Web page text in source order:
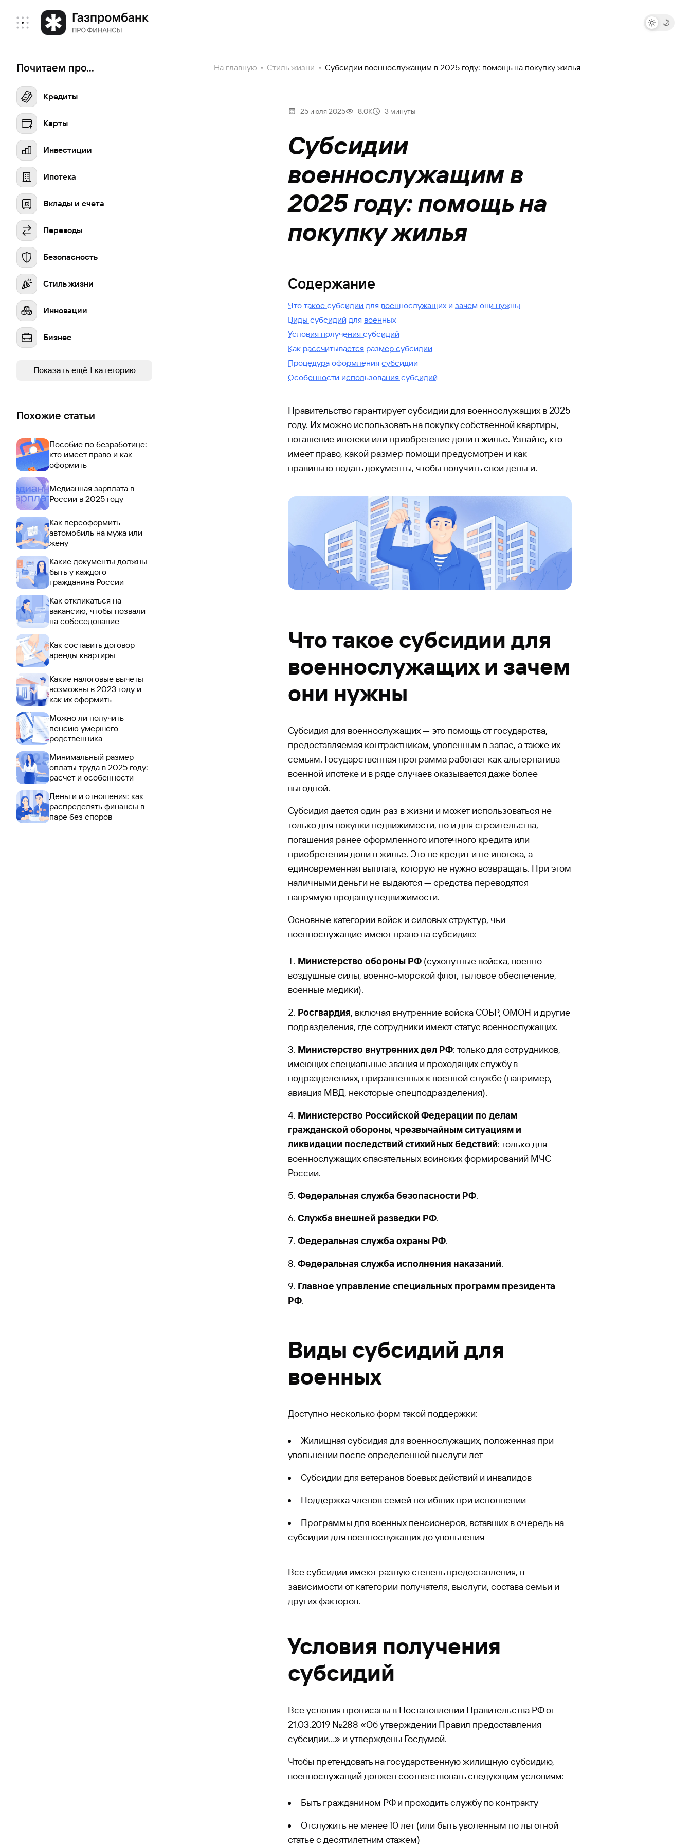
На главную Стиль жизни Субсидии военнослужащим в 2025 году: помощь на покупку жилья
25 июля 2025 8.0К 3 минуты
Субсидии
военнослужащим в
2025 году: помощь на
покупку жилья
Содержание
Что такое субсидии для военнослужащих и зачем они нужны
Виды субсидий для военных
Условия получения субсидий
Как рассчитывается размер субсидии
Процедура оформления субсидии
Особенности использования субсидий
Правительство гарантирует субсидии для военнослужащих в 2025
году. Их можно использовать на покупку собственной квартиры,
погашение ипотеки или приобретение доли в жилье. Узнайте, кто
имеет право, какой размер помощи предусмотрен и как
правильно подать документы, чтобы получить свои деньги.
Что такое субсидии для
военнослужащих и зачем
они нужны
Субсидия для военнослужащих — это помощь от государства,
предоставляемая контрактникам, уволенным в запас, а также их
семьям. Государственная программа работает как альтернатива
военной ипотеке и в ряде случаев оказывается даже более
выгодной.
Субсидия дается один раз в жизни и может использоваться не
только для покупки недвижимости, но и для строительства,
погашения ранее оформленного ипотечного кредита или
приобретения доли в жилье. Это не кредит и не ипотека, а
единовременная выплата, которую не нужно возвращать. При этом
наличными деньги не выдаются — средства переводятся
напрямую продавцу недвижимости.
Основные категории войск и силовых структур, чьи
военнослужащие имеют право на субсидию:
Министерство обороны РФ (сухопутные войска, военно-
воздушные силы, военно-морской флот, тыловое обеспечение,
военные медики).
Росгвардия, включая внутренние войска СОБР, ОМОН и другие
подразделения, где сотрудники имеют статус военнослужащих.
Министерство внутренних дел РФ: только для сотрудников,
имеющих специальные звания и проходящих службу в
подразделениях, приравненных к военной службе (например,
авиация МВД, некоторые спецподразделения).
Министерство Российской Федерации по делам
гражданской обороны, чрезвычайным ситуациям и
ликвидации последствий стихийных бедствий: только для
военнослужащих спасательных воинских формирований МЧС
России.
Федеральная служба безопасности РФ.
Служба внешней разведки РФ.
Федеральная служба охраны РФ.
Федеральная служба исполнения наказаний.
Главное управление специальных программ президента
РФ.
Виды субсидий для
военных
Доступно несколько форм такой поддержки:
Жилищная субсидия для военнослужащих, положенная при
увольнении после определенной выслуги лет
Субсидии для ветеранов боевых действий и инвалидов
Поддержка членов семей погибших при исполнении
Программы для военных пенсионеров, вставших в очередь на
субсидии для военнослужащих до увольнения
Все субсидии имеют разную степень предоставления, в
зависимости от категории получателя, выслуги, состава семьи и
других факторов.
Условия получения
субсидий
Все условия прописаны в Постановлении Правительства РФ от
21.03.2019 №288 «Об утверждении Правил предоставления
субсидии...» и утверждены Госдумой.
Чтобы претендовать на государственную жилищную субсидию,
военнослужащий должен соответствовать следующим условиям:
Быть гражданином РФ и проходить службу по контракту
Отслужить не менее 10 лет (или быть уволенным по льготной
статье с десятилетним стажем)
Почитаем про...
Кредиты
Карты
Инвестиции
Ипотека
Вклады и счета
Переводы
Безопасность
Стиль жизни
Инновации
Бизнес
Показать ещё 1 категорию
Похожие статьи
Пособие по безработице:
кто имеет право и как
оформить
Медианная зарплата в
России в 2025 году
Как переоформить
автомобиль на мужа или
жену
Какие документы должны
быть у каждого
гражданина России
Как откликаться на
вакансию, чтобы позвали
на собеседование
Как составить договор
аренды квартиры
Какие налоговые вычеты
возможны в 2023 году и
как их оформить
Можно ли получить
пенсию умершего
родственника
Минимальный размер
оплаты труда в 2025 году:
расчет и особенности
Деньги и отношения: как
распределять финансы в
паре без споров